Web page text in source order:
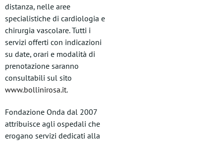
distanza, nelle aree
specialistiche di cardiologia e
chirurgia vascolare. Tutti i
servizi offerti con indicazioni
su date, orari e modalità di
prenotazione saranno
consultabili sul sito
www.bollinirosa.it.
Fondazione Onda dal 2007
attribuisce agli ospedali che
erogano servizi dedicati alla